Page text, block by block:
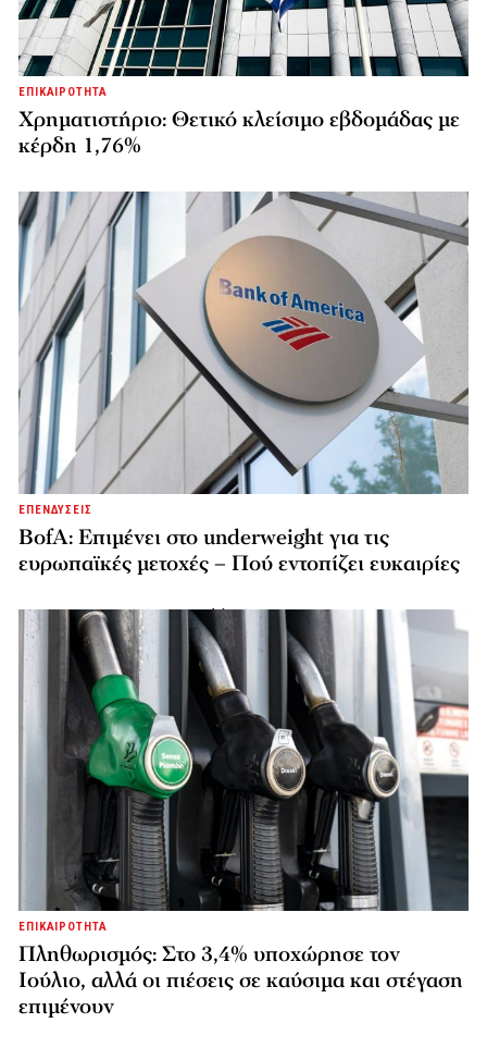
ΕΠΙΚΑΙΡΟΤΗΤΑ
Χρηματιστήριο: Θετικό κλείσιμο εβδομάδας με
κέρδη 1,76%
ΕΠΕΝΔΥΣΕΙΣ
BofA: Επιμένει στο underweight για τις
ευρωπαϊκές μετοχές – Πού εντοπίζει ευκαιρίες
ΕΠΙΚΑΙΡΟΤΗΤΑ
Πληθωρισμός: Στο 3,4% υποχώρησε τον
Ιούλιο, αλλά οι πιέσεις σε καύσιμα και στέγαση
επιμένουν